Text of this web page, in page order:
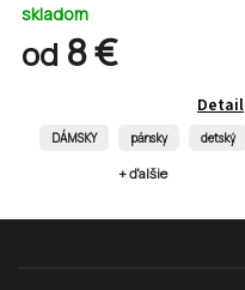
skladom
od 8 €
Detail
DÁMSKY pánsky detský
+ ďalšie